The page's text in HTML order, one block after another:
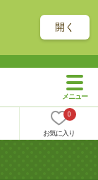
開く
0
お気に入り